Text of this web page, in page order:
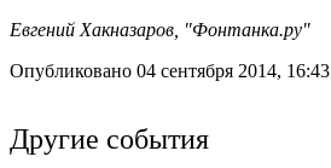
Евгений Хакназаров, "Фонтанка.ру"
Опубликовано 04 сентября 2014, 16:43
Другие события